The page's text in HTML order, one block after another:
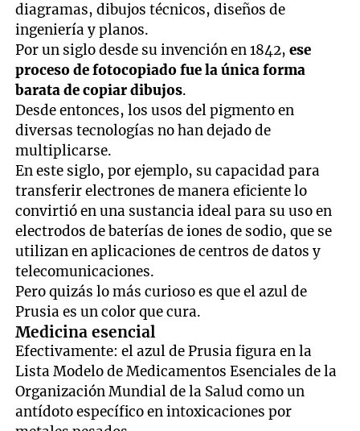
diagramas, dibujos técnicos, diseños de
ingeniería y planos.
Por un siglo desde su invención en 1842,ese
proceso de fotocopiado fue la única forma
barata de copiar dibujos.
Desde entonces, los usos del pigmento en
diversas tecnologías no han dejado de
multiplicarse.
En este siglo, por ejemplo, su capacidad para
transferir electrones de manera eficiente lo
convirtió en una sustancia ideal para su uso en
electrodos de baterías de iones de sodio, que se
utilizan en aplicaciones de centros de datos y
telecomunicaciones.
Pero quizás lo más curioso es que el azul de
Prusia es un color que cura.
Medicina esencial
Efectivamente: el azul de Prusia figura en la
Lista Modelo de Medicamentos Esenciales de la
Organización Mundial de la Salud como un
antídoto específico en intoxicaciones por